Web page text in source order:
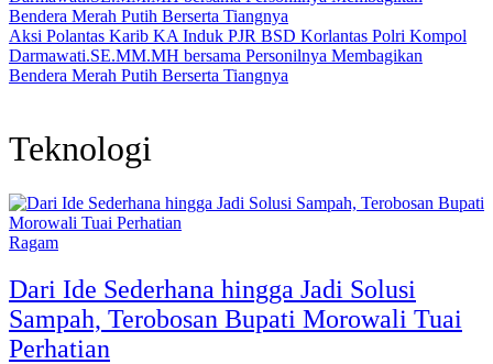
Aksi Polantas Karib KA Induk PJR BSD Korlantas Polri Kompol
Darmawati.SE.MM.MH bersama Personilnya Membagikan
Bendera Merah Putih Berserta Tiangnya
Teknologi
Ragam
Dari Ide Sederhana hingga Jadi Solusi
Sampah, Terobosan Bupati Morowali Tuai
Perhatian